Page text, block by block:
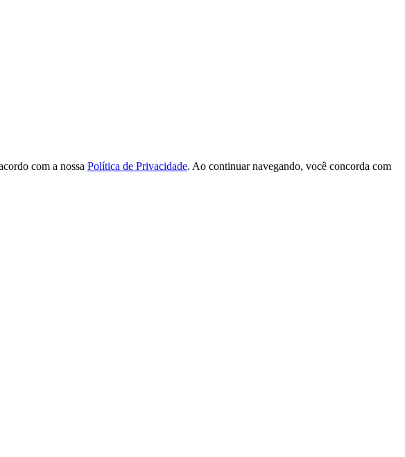
com a nossa Política de Privacidade. Ao continuar navegando, você concorda com